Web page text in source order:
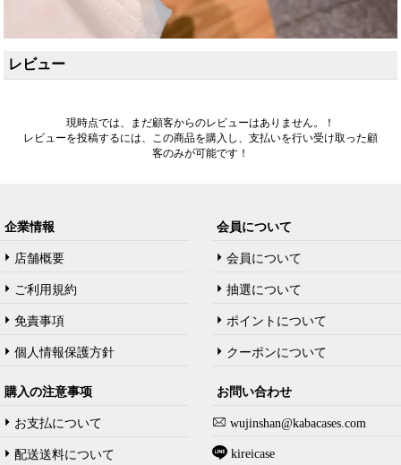
レビュー
現時点では、まだ顧客からのレビューはありません。！
レビューを投稿するには、この商品を購入し、支払いを行い受け取った顧
客のみが可能です！
企業情報
店舗概要
ご利用規約
免責事項
個人情報保護方針
会員について
会員について
抽選について
ポイントについて
クーポンについて
購入の注意事项
お支払について
配送送料について
お問い合わせ
wujinshan@kabacases.com
kireicase